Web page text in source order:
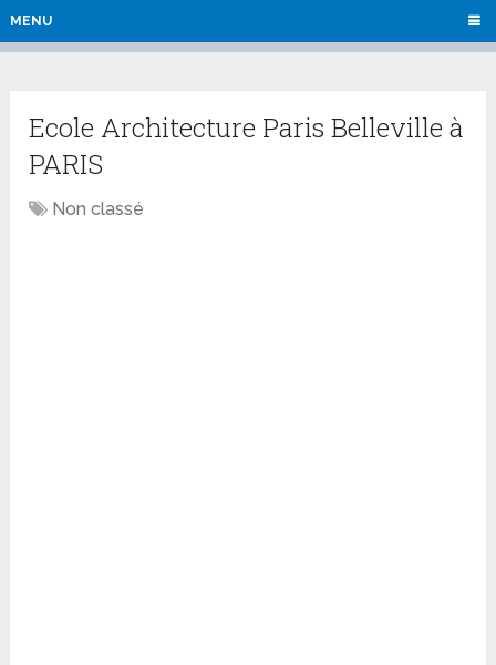
MENU
Ecole Architecture Paris Belleville à
PARIS
Non classé